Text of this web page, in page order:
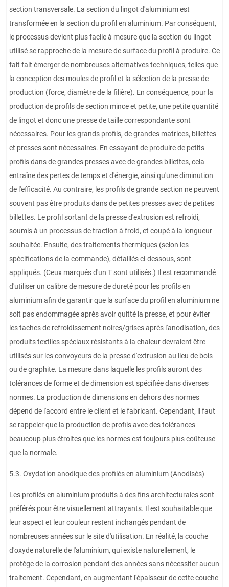
section transversale. La section du lingot d'aluminium est
transformée en la section du profil en aluminium. Par conséquent,
le processus devient plus facile à mesure que la section du lingot
utilisé se rapproche de la mesure de surface du profil à produire. Ce
fait fait émerger de nombreuses alternatives techniques, telles que
la conception des moules de profil et la sélection de la presse de
production (force, diamètre de la filière). En conséquence, pour la
production de profils de section mince et petite, une petite quantité
de lingot et donc une presse de taille correspondante sont
nécessaires. Pour les grands profils, de grandes matrices, billettes
et presses sont nécessaires. En essayant de produire de petits
profils dans de grandes presses avec de grandes billettes, cela
entraîne des pertes de temps et d'énergie, ainsi qu'une diminution
de l'efficacité. Au contraire, les profils de grande section ne peuvent
souvent pas être produits dans de petites presses avec de petites
billettes. Le profil sortant de la presse d'extrusion est refroidi,
soumis à un processus de traction à froid, et coupé à la longueur
souhaitée. Ensuite, des traitements thermiques (selon les
spécifications de la commande), détaillés ci-dessous, sont
appliqués. (Ceux marqués d'un T sont utilisés.) Il est recommandé
d'utiliser un calibre de mesure de dureté pour les profils en
aluminium afin de garantir que la surface du profil en aluminium ne
soit pas endommagée après avoir quitté la presse, et pour éviter
les taches de refroidissement noires/grises après l'anodisation, des
produits textiles spéciaux résistants à la chaleur devraient être
utilisés sur les convoyeurs de la presse d'extrusion au lieu de bois
ou de graphite. La mesure dans laquelle les profils auront des
tolérances de forme et de dimension est spécifiée dans diverses
normes. La production de dimensions en dehors des normes
dépend de l'accord entre le client et le fabricant. Cependant, il faut
se rappeler que la production de profils avec des tolérances
beaucoup plus étroites que les normes est toujours plus coûteuse
que la normale.
5.3. Oxydation anodique des profilés en aluminium (Anodisés)
Les profilés en aluminium produits à des fins architecturales sont
préférés pour être visuellement attrayants. Il est souhaitable que
leur aspect et leur couleur restent inchangés pendant de
nombreuses années sur le site d'utilisation. En réalité, la couche
d'oxyde naturelle de l'aluminium, qui existe naturellement, le
protège de la corrosion pendant des années sans nécessiter aucun
traitement. Cependant, en augmentant l'épaisseur de cette couche